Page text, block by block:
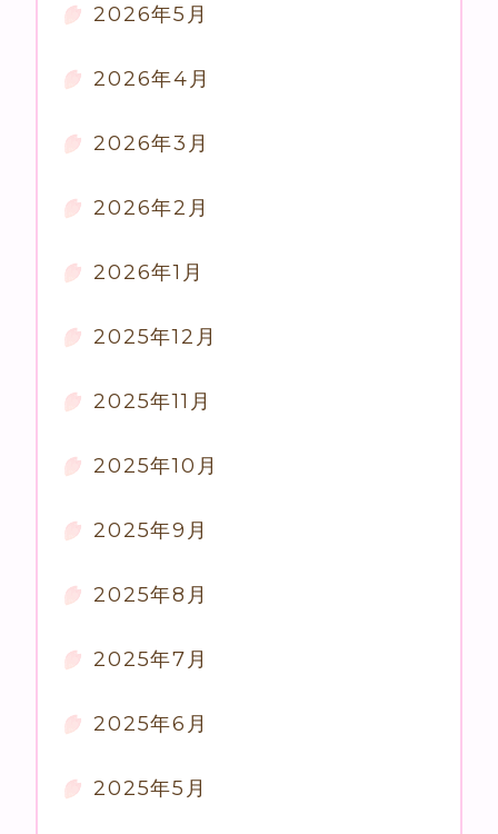
2026年5月
2026年4月
2026年3月
2026年2月
2026年1月
2025年12月
2025年11月
2025年10月
2025年9月
2025年8月
2025年7月
2025年6月
2025年5月